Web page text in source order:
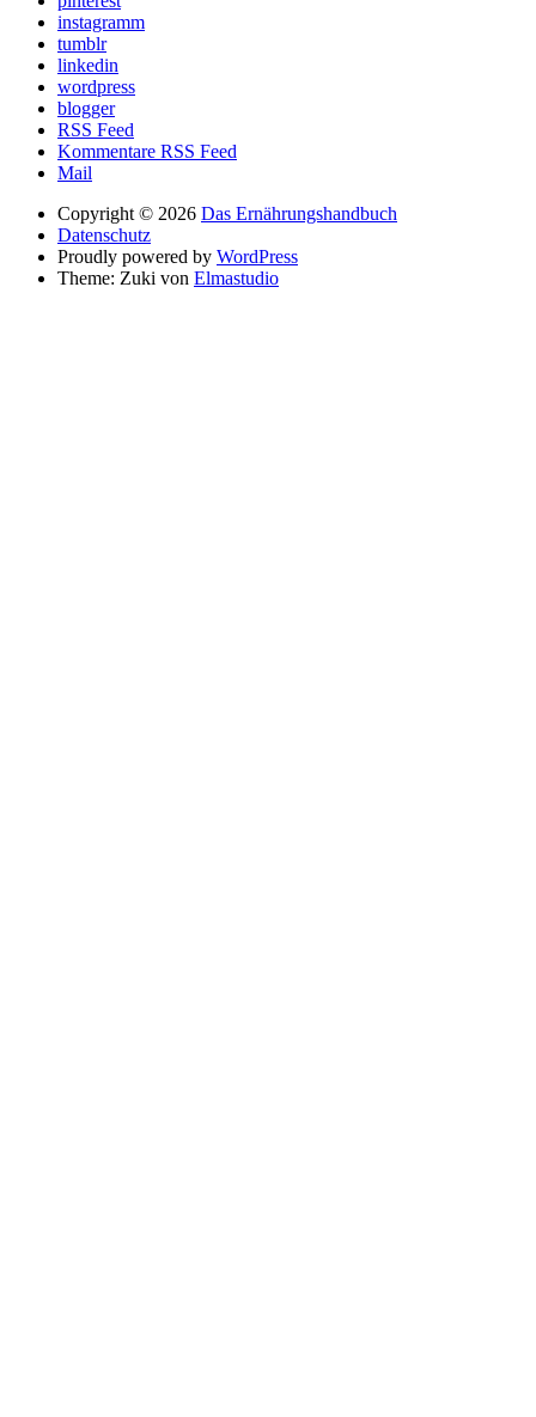
instagramm
tumblr
linkedin
wordpress
blogger
RSS Feed
Kommentare RSS Feed
Mail
Copyright © 2026 Das Ernährungshandbuch
Datenschutz
Proudly powered by WordPress
Theme: Zuki von Elmastudio